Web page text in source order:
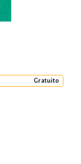
Gratuito